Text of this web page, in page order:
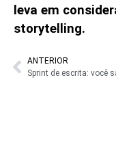
leva em
storytelling.
ANTERIOR